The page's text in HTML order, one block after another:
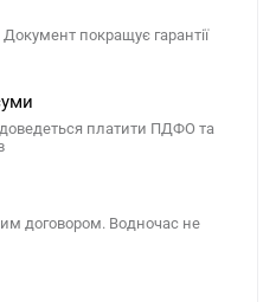
покращує гарантії
платити ПДФО та
договором. Водночас не